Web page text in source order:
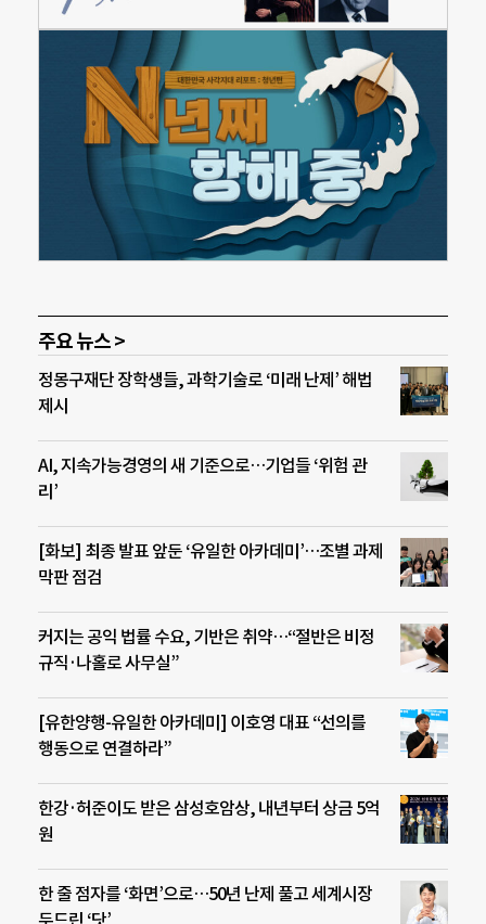
주요 뉴스 >
정몽구재단 장학생들, 과학기술로 ‘미래 난제’ 해법
제시
AI, 지속가능경영의 새 기준으로…기업들 ‘위험 관
리’
[화보] 최종 발표 앞둔 ‘유일한 아카데미’…조별 과제
막판 점검
커지는 공익 법률 수요, 기반은 취약…“절반은 비정
규직·나홀로 사무실”
[유한양행-유일한 아카데미] 이호영 대표 “선의를
행동으로 연결하라”
한강·허준이도 받은 삼성호암상, 내년부터 상금 5억
원
한 줄 점자를 ‘화면’으로…50년 난제 풀고 세계시장
두드린 ‘닷’